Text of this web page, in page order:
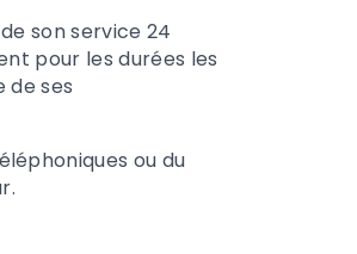
son service 24
pour les durées les
de ses
ou du